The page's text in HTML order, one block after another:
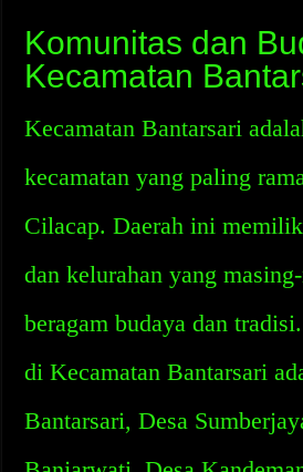
Komunitas dan
Kecamatan
Kecamatan Bantarsari
kecamatan yang paling
Cilacap. Daerah ini
dan kelurahan yang
beragam budaya dan
di Kecamatan Bantarsari
Bantarsari, Desa